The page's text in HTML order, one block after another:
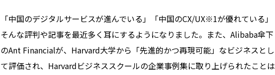
「中国のデジタルサービスが進んでいる」「中国のCX/UX※1が優れている」
そんな評判や記事を最近多く耳にするようになりました。また、Alibaba傘下
のAnt Financialが、Harvard大学から「先進的かつ再現可能」なビジネスとし
て評価され、Harvardビジネススクールの企業事例集に取り上げられたことは